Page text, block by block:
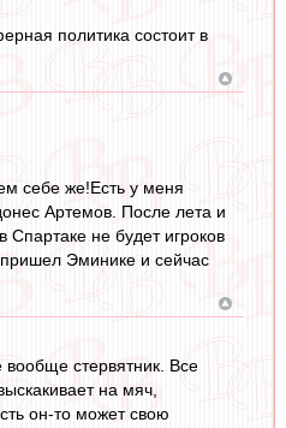
политика состоит в
себе же!Есть у меня
Артемов. После лета и
не будет игроков
Эминике и сейчас
вообще стервятник. Все
на мяч,
он-то может свою